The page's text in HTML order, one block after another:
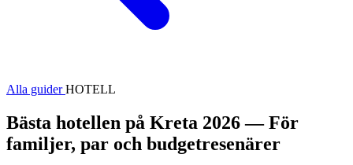
Alla guiderHOTELL
Bästa hotellen på Kreta 2026 — För
familjer, par och budgetresenärer